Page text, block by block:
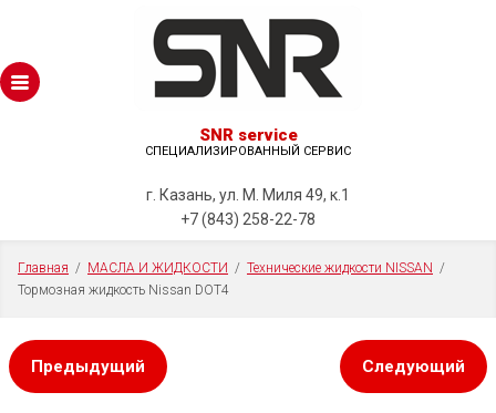
SNR service
СПЕЦИАЛИЗИРОВАННЫЙ СЕРВИС
г. Казань, ул. М. Миля 49, к.1
+7 (843) 258-22-78
Главная
  /
МАСЛА И ЖИДКОСТИ
  /
Технические жидкости NISSAN
  /
Тормозная жидкость Nissan DOT4
Предыдущий Следующий